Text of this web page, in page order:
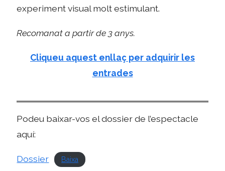
experiment visual molt estimulant.
Recomanat a partir de 3 anys.
Cliqueu aquest enllaç per adquirir les
entrades
Podeu baixar-vos el dossier de l’espectacle
aquí:
Dossier Baixa